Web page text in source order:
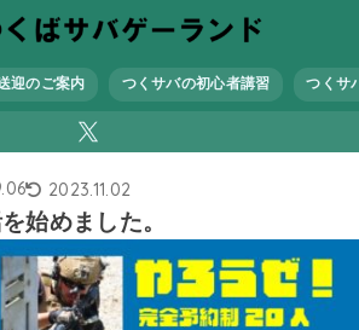
迎のご案内 つくサバの初心者講習 つくサ
2023.11.02
始めました。